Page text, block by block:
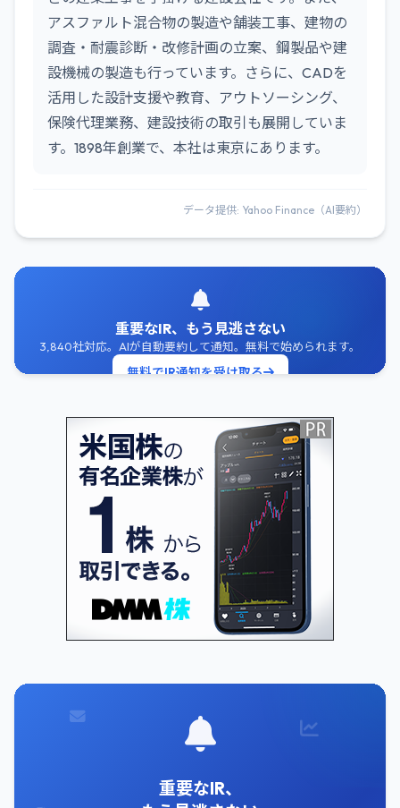
アスファルト混合物の製造や舗装工事、建物の
調査・耐震診断・改修計画の立案、鋼製品や建
設機械の製造も行っています。さらに、CADを
活用した設計支援や教育、アウトソーシング、
保険代理業務、建設技術の取引も展開していま
す。1898年創業で、本社は東京にあります。
データ提供: Yahoo Finance（AI要約）
重要なIR、もう見逃さない
3,840社対応。AIが自動要約して通知。無料で始められます。
無料でIR通知を受け取る
重要なIR、